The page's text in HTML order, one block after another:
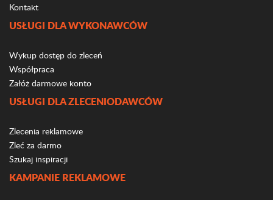
Kontakt
USŁUGI DLA WYKONAWCÓW
Wykup dostęp do zleceń
Współpraca
Załóż darmowe konto
USŁUGI DLA ZLECENIODAWCÓW
Zlecenia reklamowe
Zleć za darmo
Szukaj inspiracji
KAMPANIE REKLAMOWE